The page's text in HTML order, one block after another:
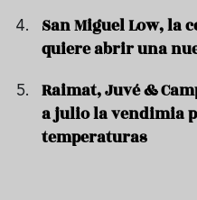
San Miguel Low, la
quiere abrir una
Raimat, Juvé &
a julio la vendimia
temperaturas